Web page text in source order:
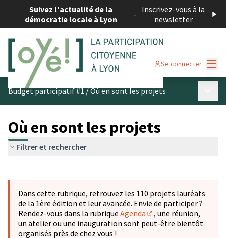
Suivez l'actualité de la
démocratie locale à Lyon
- Inscrivez-vous à la
newsletter
Se connecter
Budget participatif #1/Où en sont les projets
Où en sont les projets
Filtrer et rechercher
−
Dans cette rubrique, retrouvez les 110 projets lauréats
de la 1ère édition et leur avancée. Envie de participer ?
Rendez-vous dans la rubrique Agenda
(S'ouvre dans un
, une réunion,
un atelier ou une inauguration sont peut-être bientôt
organisés près de chez vous !